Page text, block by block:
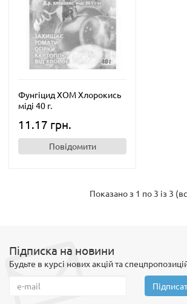
Фунгіцид ХОМ Хлорокись
міді 40 г.
11.17 грн.
Повідомити
Показано з 1 по 3 із 3
Підписка на новини
Будьте в курсі нових акцій та